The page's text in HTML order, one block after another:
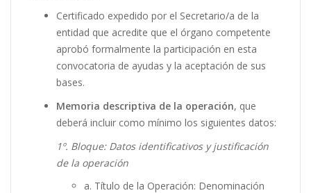
Certificado expedido por el Secretario/a de la
entidad que acredite que el órgano competente
aprobó formalmente la participación en esta
convocatoria de ayudas y la aceptación de sus
bases.
Memoria descriptiva de la operación, que
deberá incluir como mínimo los siguientes datos:
1º. Bloque: Datos identificativos y justificación
de la operación
a. Título de la Operación: Denominación